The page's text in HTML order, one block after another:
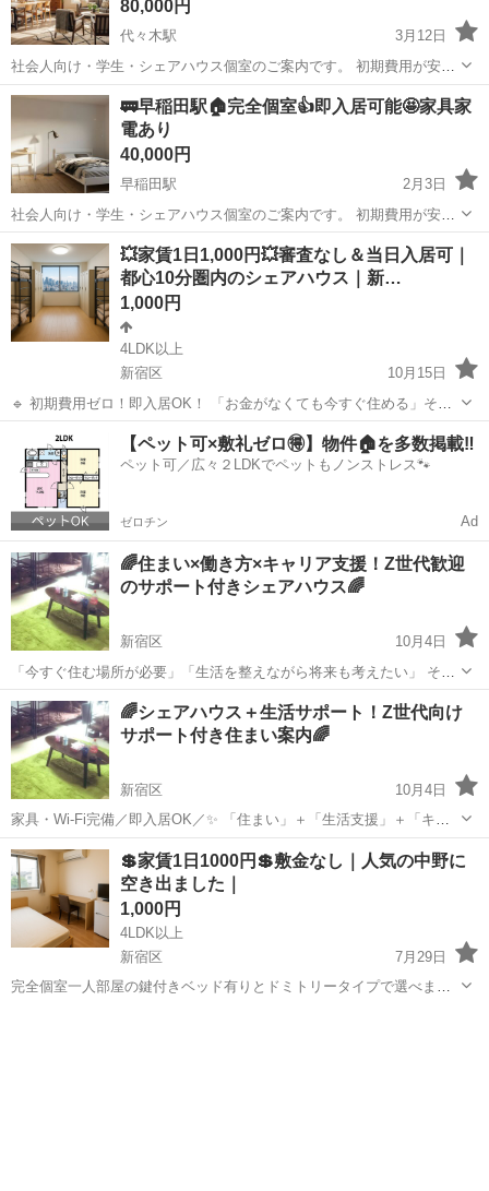
80,000円
代々木駅
3月12日
社会人向け・学生・シェアハウス個室のご案内です。 初期費用が安
く・すぐ入居ができる 「いきなり内見は不安」 「条件が合うか分から
ない」 「写真だけじゃ判断できない」 そんな方のために、公式LINE
でのご...
東京 新宿区 代々木駅 シェアハウス 初期
🚃早稲田駅🏠完全個室👍即入居可能🤩家具家
電あり
40,000円
早稲田駅
2月3日
社会人向け・学生・シェアハウス個室のご案内です。 初期費用が安
く・すぐ入居ができる 「いきなり内見は不安」 「条件が合うか分から
ない」 「写真だけじゃ判断できない」 そんな方のために、公式LINE
でのご...
東京 新宿区 早稲田駅 シェアハウス 初期
💥家賃1日1,000円💥審査なし＆当日入居可｜
都心10分圏内のシェアハウス｜新…
1,000円
4LDK以上
新宿区
10月15日
🔹 初期費用ゼロ！即入居OK！ 「お金がなくても今すぐ住める」そん
な環境、用意しました。 敷金・礼金・保証人・審査…すべて不要。 1
日たったの1,000円からスタートできます！ 🔹 シェアハウス概要（ド
ミトリ...
シェアハウス 初期
【ペット可×敷礼ゼロ🉐】物件🏠を多数掲載‼️
ペット可／広々２LDKでペットもノンストレス🐾
ゼロチン Ad
🌈住まい×働き方×キャリア支援！Z世代歓迎
のサポート付きシェアハウス🌈
新宿区
10月4日
「今すぐ住む場所が必要」「生活を整えながら将来も考えたい」 そん
な方へ向けた、シェアハウス＋サポートプロジェクトのご案内です！
🏡シェアハウスについて 家具・家電・Wi-Fi付き／即入居・当日相談も
OK 10...
東京 新宿区 シェアハウス 初期
🌈シェアハウス＋生活サポート！Z世代向け
サポート付き住まい案内🌈
新宿区
10月4日
家具・Wi-Fi完備／即入居OK／✨ 「住まい」＋「生活支援」＋「キャ
リア相談」が一体になったプロジェクトです！ シェアハウスに住みな
がら、少しずつ新しい生活を整えたい方を応援します。 ✅こんな方に
おすすめ ...
東京 新宿区 シェアハウス 初期
💲家賃1日1000円💲敷金なし｜人気の中野に
空き出ました｜
1,000円
4LDK以上
新宿区
7月29日
完全個室一人部屋の鍵付きベッド有りとドミトリータイプで選べま